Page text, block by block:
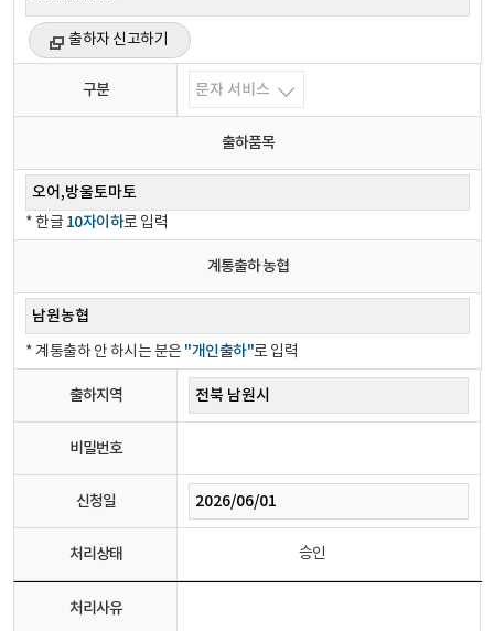
출하자 신고하기
구분
출하품목
* 한글10자이하로 입력
계통출하 농협
* 계통출하 안 하시는 분은 "개인출하"로 입력
출하지역
비밀번호
신청일
처리상태 승인
처리사유